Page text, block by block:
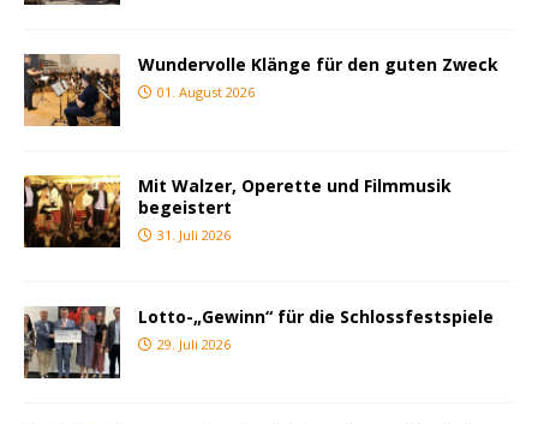
Wundervolle Klänge für den guten Zweck
01. August 2026
Mit Walzer, Operette und Filmmusik
begeistert
31. Juli 2026
Lotto-„Gewinn“ für die Schlossfestspiele
29. Juli 2026